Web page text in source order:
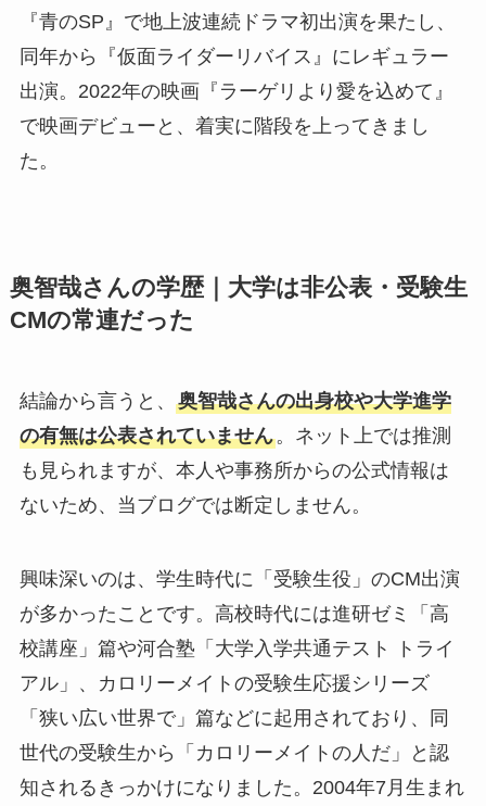
『青のSP』で地上波連続ドラマ初出演を果たし、
同年から『仮面ライダーリバイス』にレギュラー
出演。2022年の映画『ラーゲリより愛を込めて』
で映画デビューと、着実に階段を上ってきまし
た。
奥智哉さんの学歴｜大学は非公表・受験生
CMの常連だった
結論から言うと、 奥智哉さんの出身校や大学進学
の有無は公表されていません。ネット上では推測
も見られますが、本人や事務所からの公式情報は
ないため、当ブログでは断定しません。
興味深いのは、学生時代に「受験生役」のCM出演
が多かったことです。高校時代には進研ゼミ「高
校講座」篇や河合塾「大学入学共通テスト トライ
アル」、カロリーメイトの受験生応援シリーズ
「狭い広い世界で」篇などに起用されており、同
世代の受験生から「カロリーメイトの人だ」と認
知されるきっかけになりました。2004年7月生まれ